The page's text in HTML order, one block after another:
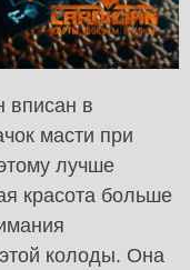
вписан в
масти при
лучше
красота больше
колоды. Она